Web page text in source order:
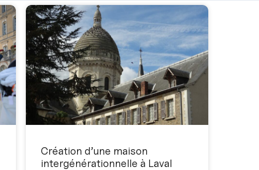
Création d’une maison
intergénérationnelle à Laval